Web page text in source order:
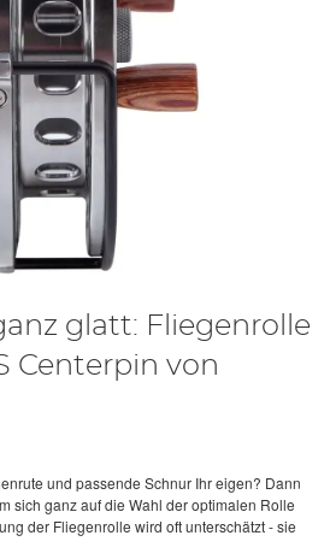
glatt: Fliegenrolle
Centerpin von
und passende Schnur Ihr eigen? Dann
sich ganz auf die Wahl der optimalen Rolle
der Fliegenrolle wird oft unterschätzt - sie